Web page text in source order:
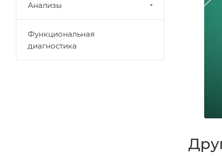
Анализы
Функциональная
диагностика